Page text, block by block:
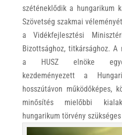
széténeklődik a hungarikum
Szövetség szakmai
a Vidékfejlesztési
Bizottsághoz, titkársághoz.
a HUSZ elnöke
kezdeményezett a
hosszútávon működőképes,
minősítés mielőbbi
hungarikum törvény